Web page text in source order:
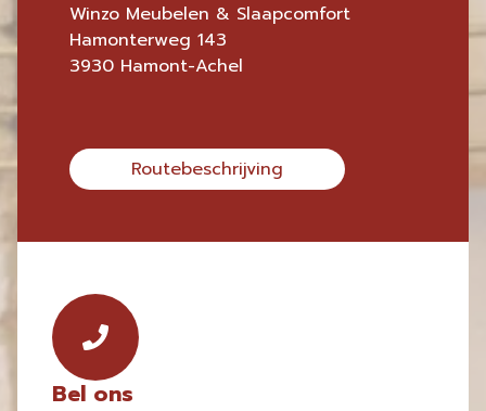
Winzo Meubelen & Slaapcomfort
Hamonterweg 143
3930 Hamont-Achel
Routebeschrijving
Bel ons